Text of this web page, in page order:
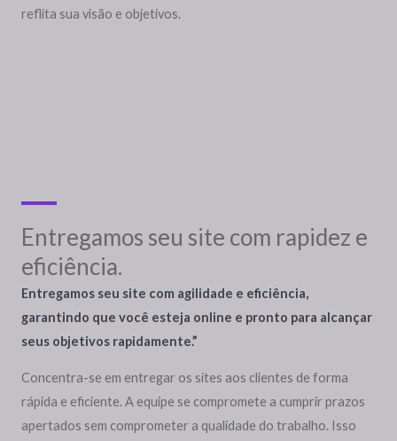
reflita sua visão e objetivos.
Entregamos seu site com rapidez e
eficiência.
Entregamos seu site com agilidade e eficiência,
garantindo que você esteja online e pronto para alcançar
seus objetivos rapidamente.”
Concentra-se em entregar os sites aos clientes de forma
rápida e eficiente. A equipe se compromete a cumprir prazos
apertados sem comprometer a qualidade do trabalho. Isso